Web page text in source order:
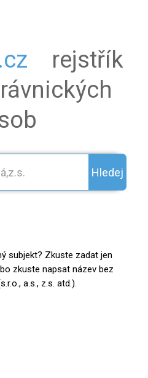
rejstřík
Hledej
subjekt? Zkuste zadat jen
zkuste napsat název bez
a.s., z.s. atd.).